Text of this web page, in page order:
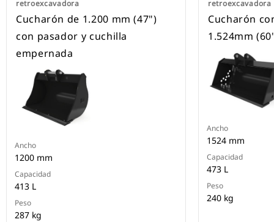
retroexcavadora
Cucharón de 1.200 mm (47")
con pasador y cuchilla
empernada
Ancho
1200 mm
Capacidad
413 L
Peso
287 kg
retroexcavadora
Cucharón
1.524mm
Ancho
1524 mm
Capacidad
473 L
Peso
240 kg